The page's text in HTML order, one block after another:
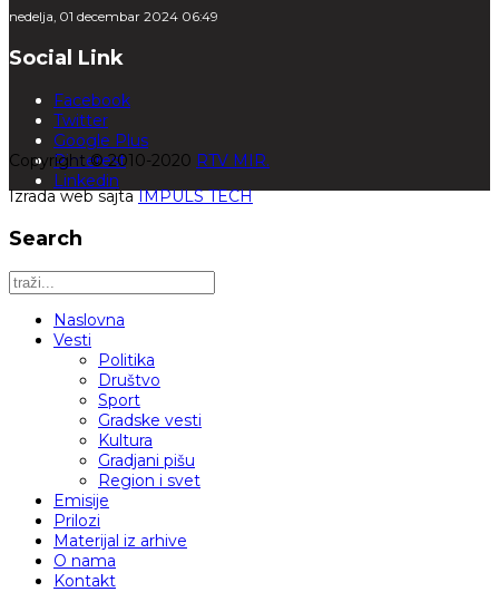
nedelja, 01 decembar 2024 06:49
Social Link
Facebook
Twitter
Google Plus
Pinterest
Linkedin
Copyright © 2010-2020 RTV MIR.
Izrada web sajtaIMPULS TECH
Search
Naslovna
Vesti
Politika
Društvo
Sport
Gradske vesti
Kultura
Gradjani pišu
Region i svet
Emisije
Prilozi
Materijal iz arhive
O nama
Kontakt